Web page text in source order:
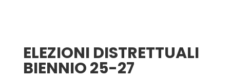
ELEZIONI DISTRETTUALI
BIENNIO 25-27